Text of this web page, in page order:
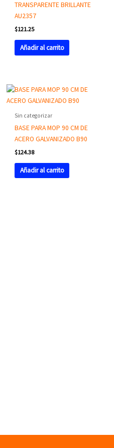
TRANSPARENTE BRILLANTE
AU2357
$121.25
Añadir al carrito
Sin categorizar
BASE PARA MOP 90 CM DE
ACERO GALVANIZADO B90
$124.38
Añadir al carrito